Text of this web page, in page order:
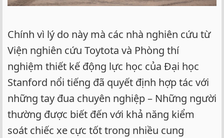
Chính vì lý do này mà các nhà nghiên cứu từ
Viện nghiên cứu Toytota và Phòng thí
nghiệm thiết kế động lực học của Đại học
Stanford nổi tiếng đã quyết định hợp tác với
những tay đua chuyên nghiệp – Những người
thường được biết đến với khả năng kiểm
soát chiếc xe cực tốt trong nhiều cung